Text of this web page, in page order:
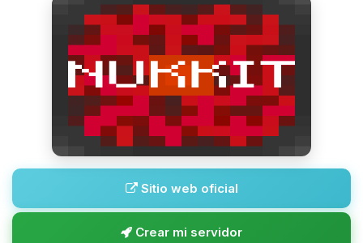
Sitio web oficial
Crear mi servidor